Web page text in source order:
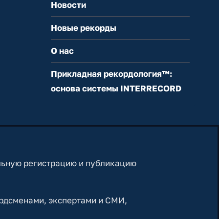
Новости
Новые рекорды
О нас
Прикладная рекордология™:
основа системы INTERRECORD
регистрацию и публикацию
экспертами и СМИ,